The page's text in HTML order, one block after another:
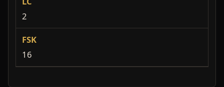
2
FSK
16